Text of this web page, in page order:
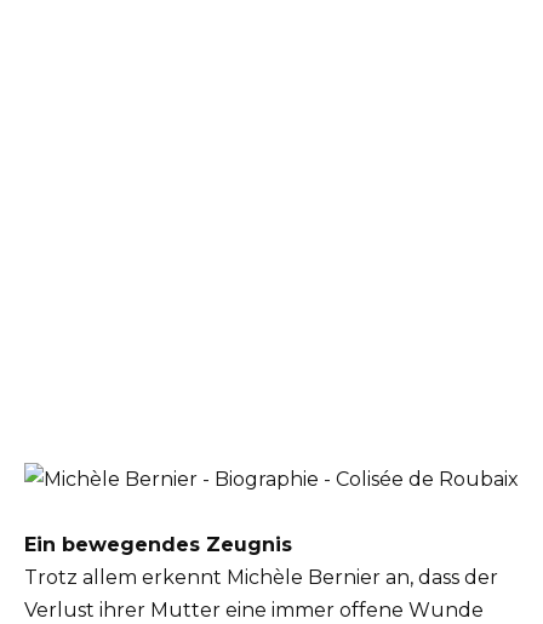
Ein bewegendes Zeugnis
Trotz allem erkennt Michèle Bernier an, dass der
Verlust ihrer Mutter eine immer offene Wunde